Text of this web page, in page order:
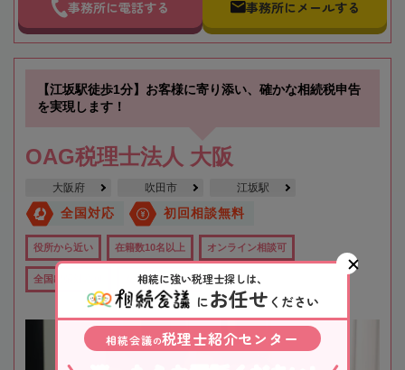
事務所に電話する 事務所にメールする
【江坂駅徒歩1分】お客様に寄り添い、確かな相続税申告
を実現します！
OAG税理士法人 大阪
大阪府 吹田市 江坂駅
全国対応 初回相談無料
役所から近い 在籍数10名以上 オンライン相談可
全国出張対応可 女性税理士在籍
相続に強い税理士探しは、
にお任せ ください
相続会議の税理士紹介センター